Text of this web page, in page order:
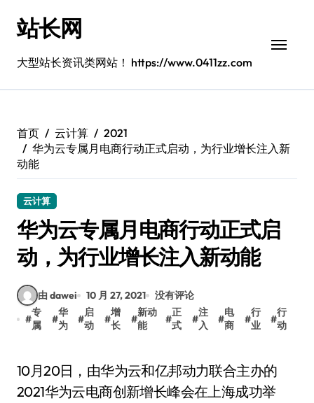
站长网
大型站长资讯类网站！ https://www.0411zz.com
首页 云计算
2021
华为云专属月电商行动正式启动，为行业增长注入新
动能
云计算
华为云专属月电商行动正式启
动，为行业增长注入新动能
由 dawei 10 月 27, 2021
没有评论
#
专
属
#
华
为
#
启
动
#
增
长
#
新动
能
#
正
式
#
注
入
#
电
商
#
行
业
#
行
动
10月20日，由华为云和亿邦动力联合主办的
2021华为云电商创新增长峰会在上海成功举